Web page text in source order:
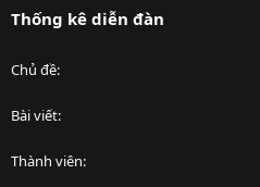
Thống kê diễn đàn
Chủ đề
Bài viết
Thành viên